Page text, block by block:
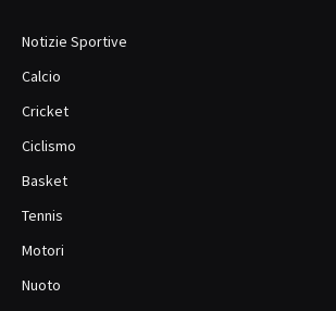
Notizie Sportive
Calcio
Cricket
Ciclismo
Basket
Tennis
Motori
Nuoto